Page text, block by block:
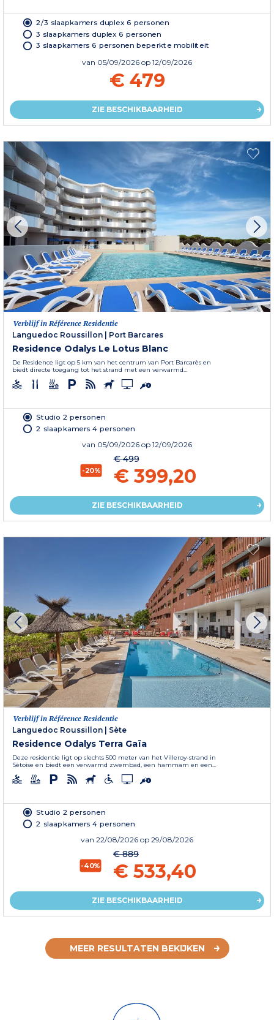
2/3 slaapkamers duplex 6 personen
3 slaapkamers duplex 6 personen
3 slaapkamers 6 personen beperkte mobiliteit
van 05/09/2026 op 12/09/2026
€ 479
ZIE BESCHIKBAARHEID
Verblijf in Référence Residentie
Languedoc Roussillon | Port Barcares
Residence Odalys Le Lotus Blanc
De Residence ligt op 5 km van het centrum van Port Barcarès en
biedt directe toegang tot het strand met een verwarmd...
Studio 2 personen
2 slaapkamers 4 personen
van 05/09/2026 op 12/09/2026
-20%
€ 499
€ 399,20
ZIE BESCHIKBAARHEID
Verblijf in Référence Residentie
Languedoc Roussillon | Sète
Residence Odalys Terra Gaïa
Deze residentie ligt op slechts 500 meter van het Villeroy-strand in
Sètoise en biedt een verwarmd zwembad, een hammam en een...
Studio 2 personen
2 slaapkamers 4 personen
van 22/08/2026 op 29/08/2026
-40%
€ 889
€ 533,40
ZIE BESCHIKBAARHEID
MEER RESULTATEN BEKIJKEN